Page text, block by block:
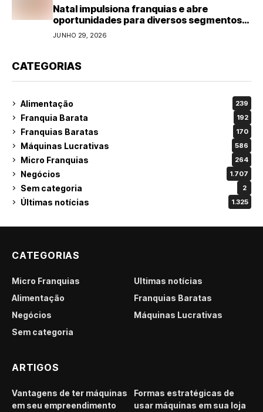
Natal impulsiona franquias e abre
oportunidades para diversos segmentos
do varejo
JUNHO 29, 2026
CATEGORIAS
Alimentação 239
Franquia Barata 192
Franquias Baratas 170
Máquinas Lucrativas 586
Micro Franquias 264
Negócios 1.707
Sem categoria 2
Últimas notícias 1.325
CATEGORIAS
Micro Franquias
Últimas notícias
Alimentação
Franquias Baratas
Negócios
Máquinas Lucrativas
Sem categoria
ARTIGOS
Vantagens de ter máquinas
em seu empreendimento
Formas estratégicas de
usar máquinas em sua loja